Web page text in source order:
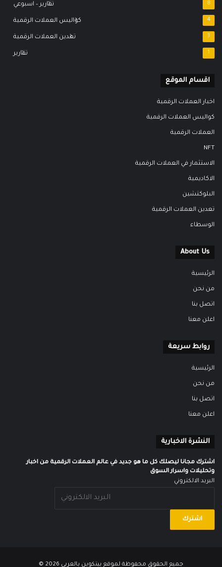
تقارير – اسبوعي 8
كواليس العملات الرقمية 4
تعدين العملات الرقمية 3
تقارير 1
اقسام الموقع
اخبار العملات الرقمية
كواليس العملات الرقمية
العملات الرقمية
NFT
الاستثمار في العملات الرقمية
الاكاديمية
البلوكتشين
تعدين العملات الرقمية
الوسطاء
About Us
الرئيسية
من نحن
اتصل بنا
اعلن معنا
روابط سريعة
الرئيسية
من نحن
اتصل بنا
اعلن معنا
النشرة الاخبارية
اشترك مجانا ليصلك كل ما هو جديد في عالم العملات الرقمية من اخبار
وتحليلات واسرار السوق
البريد الالكتروني
جميع الحقوق محفوظة لموقع بيتكوين بالعربي